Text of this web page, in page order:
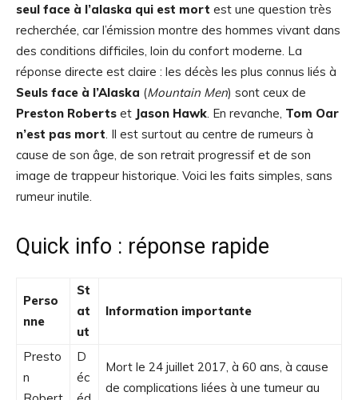
seul face à l’alaska qui est mort est une question très
recherchée, car l’émission montre des hommes vivant dans
des conditions difficiles, loin du confort moderne. La
réponse directe est claire : les décès les plus connus liés à
Seuls face à l’Alaska (Mountain Men) sont ceux de
Preston Roberts et Jason Hawk. En revanche, Tom Oar
n’est pas mort. Il est surtout au centre de rumeurs à
cause de son âge, de son retrait progressif et de son
image de trappeur historique. Voici les faits simples, sans
rumeur inutile.
Quick info : réponse rapide
Perso
nne
St
at
ut
Information importante
Presto
n
D
éc
Mort le 24 juillet 2017, à 60 ans, à cause
de complications liées à une tumeur au